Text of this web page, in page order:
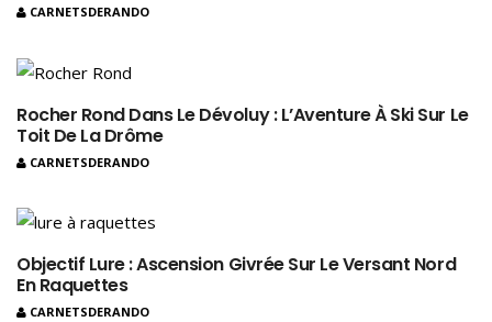
CARNETSDERANDO
Rocher Rond Dans Le Dévoluy : L’Aventure À Ski Sur Le
Toit De La Drôme
CARNETSDERANDO
Objectif Lure : Ascension Givrée Sur Le Versant Nord
En Raquettes
CARNETSDERANDO